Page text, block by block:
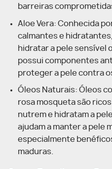
barreiras
Aloe Vera: Conhecida
calmantes e
hidratar a pele sensível
possui componentes
proteger a pele contra
Óleos Naturais: Óleos
rosa mosqueta são
nutrem e hidratam a
ajudam a manter a pele
especialmente
maduras.